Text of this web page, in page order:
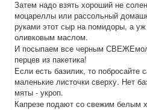
Затем надо взять хороший не
моцареллы или рассольный
руками этот сыр на помидоры, а
оливковым маслом.
И посыпаем все черным
перцев из пакетика!
Если есть базилик, то побросайте
маленькие листочки сверху. Нет
мяты - укроп.
Капрезе подают со свежим белым